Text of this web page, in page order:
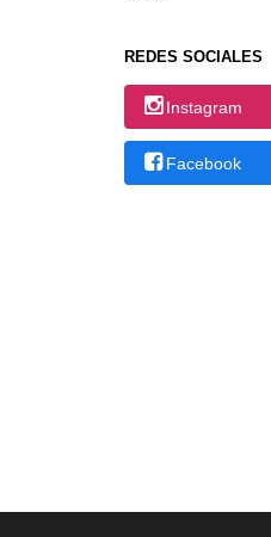
REDES SOCIALES
Instagram
Facebook